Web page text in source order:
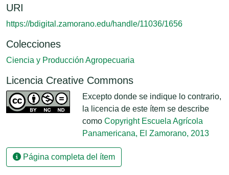
URI
https://bdigital.zamorano.edu/handle/11036/1656
Colecciones
Ciencia y Producción Agropecuaria
Licencia Creative Commons
Excepto donde se indique lo contrario,
la licencia de este ítem se describe
como Copyright Escuela Agrícola
Panamericana, El Zamorano, 2013
Página completa del ítem